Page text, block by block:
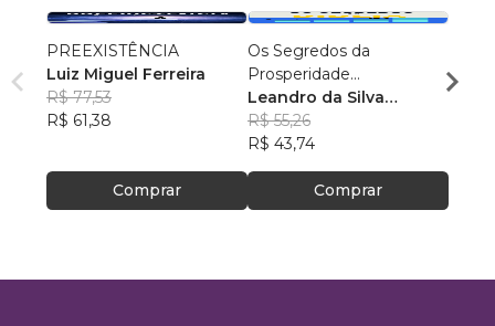
PREEXISTÊNCIA
Luiz Miguel Ferreira
R$ 77,53
R$ 61,38
Comprar
Os Segredos da
Prosperidade
Encontrados na Bíblia
Leandro da Silva
Martins
R$ 55,26
R$ 43,74
Comprar